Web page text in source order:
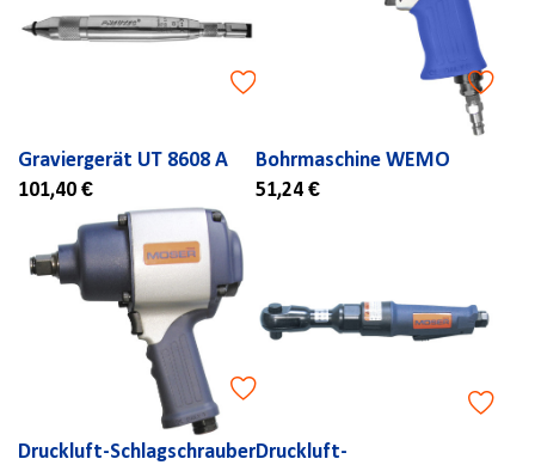
Graviergerät UT 8608 A
101,40 €
Bohrmaschine WEMO
51,24 €
Druckluft-SchlagschrauberDruckluft-